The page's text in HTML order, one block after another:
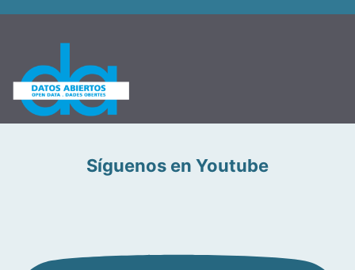
Síguenos en Youtube